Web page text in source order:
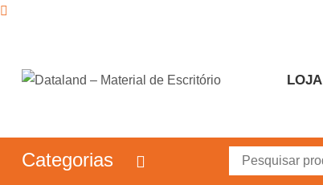
content
LOJA
Categorias